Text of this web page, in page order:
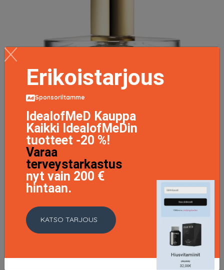
Zarkoperfume Oud'Ish Eau De Perfume 100 ml
118.9 EUR
Erikoistarjous
Sponsoriltamme
IdealofMeD Kauppa
Kaikki IdealofMeDin
tuotteet -20 %!
Varaa
terveystarkastus
nyt vain 200 €
hintaan.
KATSO TARJOUS